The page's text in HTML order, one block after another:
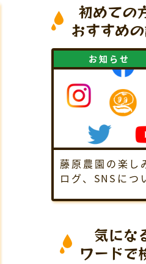
採用
お
プライ
初めての
おすすめ
藤原農園の楽し
ログ、SNSにつ
お知らせ
気にな
ワードで